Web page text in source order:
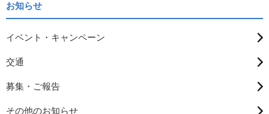
お知らせ
イベント・キャンペーン
交通
募集・ご報告
その他のお知らせ